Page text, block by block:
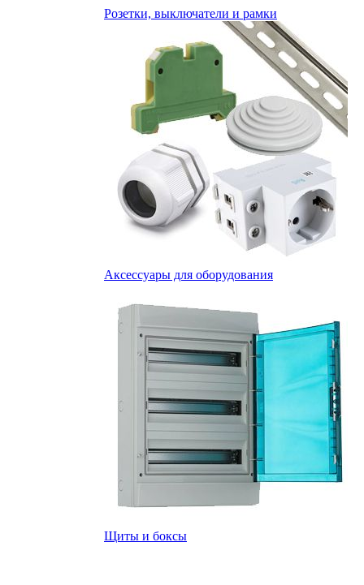
Розетки, выключатели и рамки
Аксессуары для оборудования
Щиты и боксы